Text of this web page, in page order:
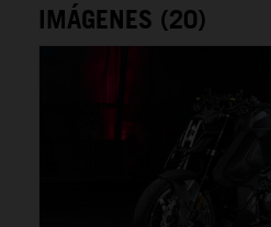
IMÁGENES (20)